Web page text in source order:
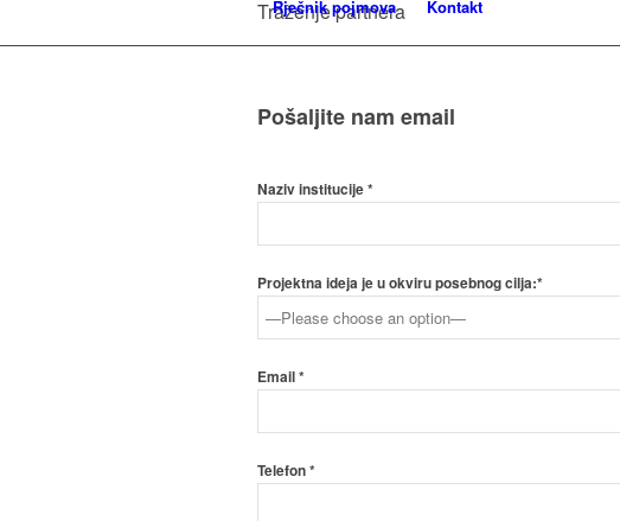
Rječnik pojmova Kontakt
Traženje partnera
Pošaljite nam email
Naziv institucije *
Projektna ideja je u okviru posebnog cilja:*
Email *
Telefon *